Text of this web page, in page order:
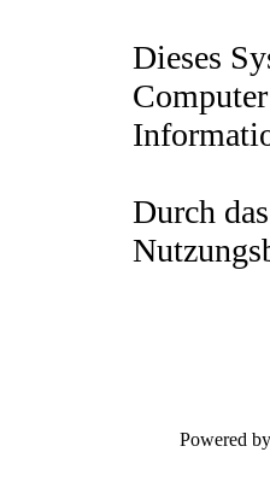
Dieses
Durch
Powered by